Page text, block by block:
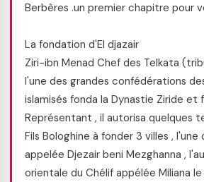
Berbères .un premier chapitre pour
La fondation d'El djazair
Ziri-ibn Menad Chef des Telkata
l'une des grandes confédérations
islamisés fonda la Dynastie Ziride et
Représentant , il autorisa quelques
Fils Bologhine à fonder 3 villes ,
appelée Djezair beni Mezghanna ,
orientale du Chélif appélée Miliana